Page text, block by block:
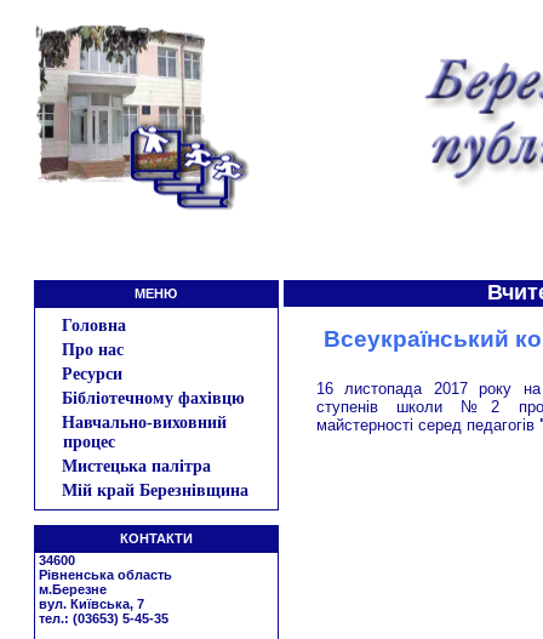
МЕНЮ
Головна
Про нас
Ресурси
Бібліотечному фахівцю
Навчально-виховний
процес
Мистецька палітра
Мій край Березнівщина
КОНТАКТИ
34600
Рівненська область
м.Березне
вул. Київська, 7
тел.: (03653) 5-45-35
Всеукраїнський
16 листопада 2017 року на
ступенів школи №2
майстерності серед педагогів